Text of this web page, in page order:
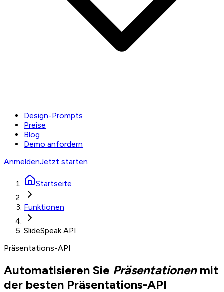
Design-Prompts
Preise
Blog
Demo anfordern
AnmeldenJetzt starten
Startseite
Funktionen
SlideSpeak API
Präsentations-API
Automatisieren Sie Präsentationenmit
der besten Präsentations-API